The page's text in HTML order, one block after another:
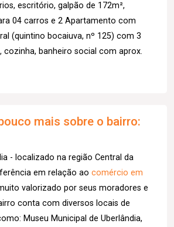
escritório, galpão de 172m²,
04 carros e 2 Apartamento com
(quintino bocaiuva, nº 125) com 3
cozinha, banheiro social com aprox.
mais sobre o bairro:
- localizado na região Central da
em relação ao comércio em
valorizado por seus moradores e
conta com diversos locais de
Museu Municipal de Uberlândia,